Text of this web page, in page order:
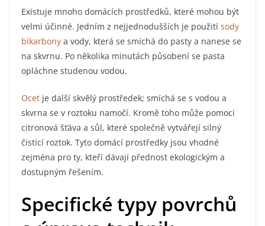
Existuje mnoho domácích prostředků, které mohou být
velmi účinné. Jedním z nejjednodušších je použití sody
bikarbony a vody, která se smíchá do pasty a nanese se
na skvrnu. Po několika minutách působení se pasta
opláchne studenou vodou.
Ocet je další skvělý prostředek; smíchá se s vodou a
skvrna se v roztoku namočí. Kromě toho může pomoci
citronová šťáva a sůl, které společně vytvářejí silný
čisticí roztok. Tyto domácí prostředky jsou vhodné
zejména pro ty, kteří dávají přednost ekologickým a
dostupným řešením.
Specifické typy povrchů